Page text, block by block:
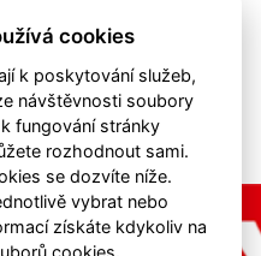
cookies
k poskytování služeb,
návštěvnosti soubory
fungování stránky
rozhodnout sami.
se dozvíte níže.
vybrat nebo
získáte kdykoliv na
cookies.